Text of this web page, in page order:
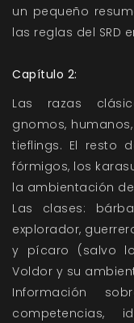
un pequeño
las reglas del SRD
Capítulo 2:
Las razas
gnomos,
tieflings. El resto
fórmigos, los
la ambientación
Las clases:
explorador,
y pícaro (salvo
Voldor y su
Información
competencias,